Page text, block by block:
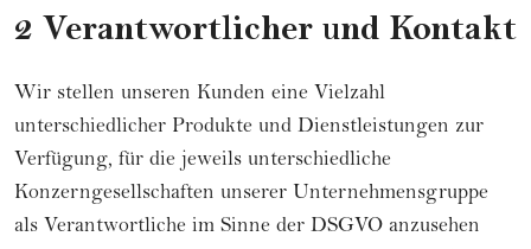
2 Verantwortlicher und Kontakt
Wir stellen unseren Kunden eine Vielzahl
unterschiedlicher Produkte und Dienstleistungen zur
Verfügung, für die jeweils unterschiedliche
Konzerngesellschaften unserer Unternehmensgruppe
als Verantwortliche im Sinne der DSGVO anzusehen